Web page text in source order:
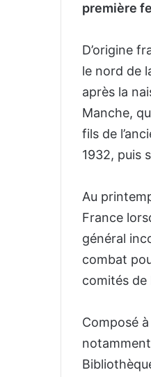
première
D’origine
le nord de
après la
Manche,
fils de
1932, puis
Au
France
général
combat
comités de
Composé